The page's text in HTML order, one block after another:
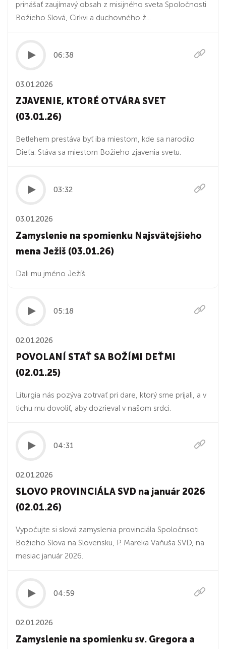
prinášať zaujímavý obsah z misijného sveta Spoločnosti
Božieho Slová, Cirkvi a duchovného ž...
06:38
03.01.2026
ZJAVENIE, KTORÉ OTVÁRA SVET
(03.01.26)
Betlehem prestáva byť iba miestom, kde sa narodilo
Dieťa. Stáva sa miestom Božieho zjavenia svetu.
03:32
03.01.2026
Zamyslenie na spomienku Najsvätejšieho
mena Ježiš (03.01.26)
Dali mu jméno Ježíš.
05:18
02.01.2026
POVOLANÍ STAŤ SA BOŽÍMI DEŤMI
(02.01.25)
Liturgia nás pozýva zotrvať pri dare, ktorý sme prijali, a v
tichu mu dovoliť, aby dozrieval v našom srdci.
04:31
02.01.2026
SLOVO PROVINCIÁLA SVD na január 2026
(02.01.26)
Vypočujte si slová zamyslenia provinciála Spoločnsoti
Božieho Slova na Slovensku, P. Mareka Vaňuša SVD, na
mesiac január 2026.
04:59
02.01.2026
Zamyslenie na spomienku sv. Gregora a